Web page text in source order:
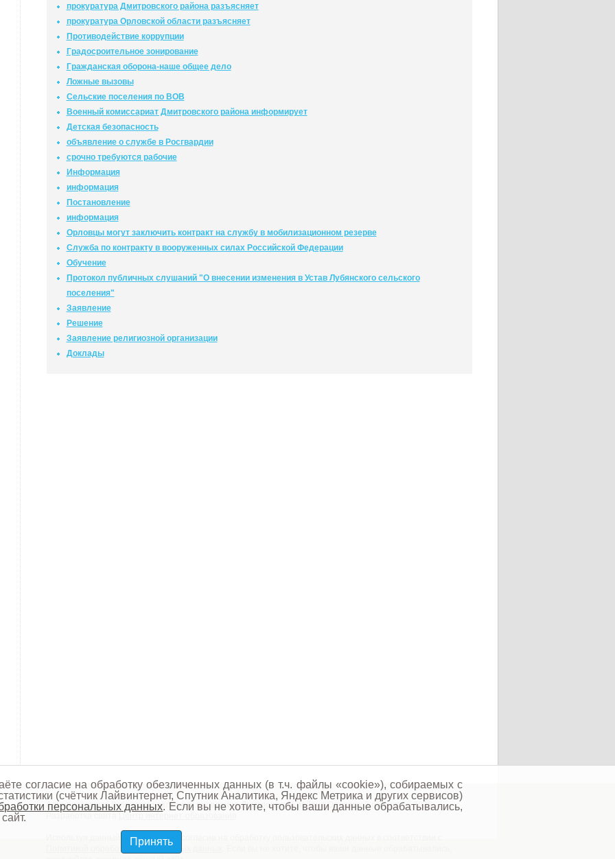
прокуратура Дмитровского района разъясняет
прокуратура Орловской области разъясняет
Противодействие коррупции
Градосроительное зонирование
Гражданская оборона-наше общее дело
Ложные вызовы
Сельские поселения по ВОВ
Военный комиссариат Дмитровского района информирует
Детская безопасность
объявление о службе в Росгвардии
срочно требуются рабочие
Информация
информация
Постановление
информация
Орловцы могут заключить контракт на службу в мобилизационном резерве
Служба по контракту в вооруженных силах Российской Федерации
Обучение
Протокол публичных слушаний "О внесении изменения в Устав Лубянского сельского
поселения"
Заявление
Решение
Заявление религиозной организации
Доклады
Администрация Лубянского сельского поселения Дмитровского района Орловской области © 2026
Используя данный сайт, вы даёте согласие на обработку пользовательских данных в соответствии с
Политикой обработки персональных данных
согласие на обработку обезличенных данных (в т.ч. файлы «cookie»), собираемых с
(счётчик Лайвинтернет, Спутник Аналитика, Яндекс Метрика и других сервисов)
персональных данных. Если вы не хотите, чтобы ваши данные обрабатывались,
Принять